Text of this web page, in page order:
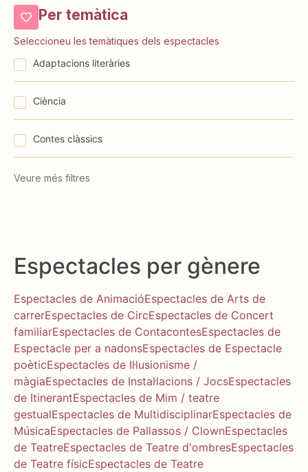
Per temàtica
Seleccioneu les temàtiques dels espectacles
⁠⁠Adaptacions literàries
Ciència
Contes clàssics
Veure més filtres
Espectacles per gènere
Espectacles de AnimacióEspectacles de Arts de
carrerEspectacles de CircEspectacles de Concert
familiarEspectacles de ContacontesEspectacles de
Espectacle per a nadonsEspectacles de Espectacle
poèticEspectacles de Il·lusionisme /
màgiaEspectacles de Instal·lacions / JocsEspectacles
de ItinerantEspectacles de Mim / teatre
gestualEspectacles de MultidisciplinarEspectacles de
MúsicaEspectacles de Pallassos / ClownEspectacles
de TeatreEspectacles de Teatre d'ombresEspectacles
de Teatre físicEspectacles de Teatre